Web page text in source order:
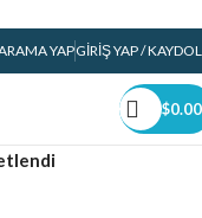
YAPGIRIŞ YAP / KAYDOL
$0.00